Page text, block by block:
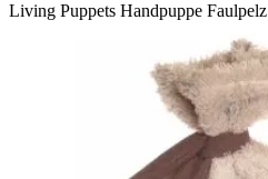
Living Puppets Handpuppe Faulpelz